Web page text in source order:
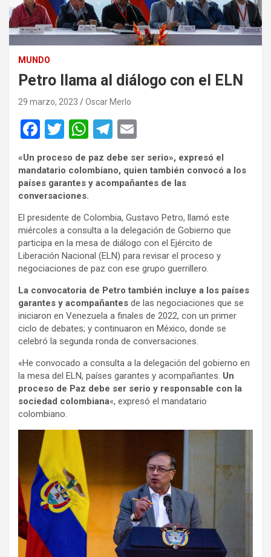
MUNDO
Petro llama al diálogo con el ELN
29 marzo, 2023 Oscar Merlo
F
ce
b
o
k
T
wi
tt
er
W
at
s
p
p
T
el
e
gr
m
ail
«Un proceso de paz debe ser serio», expresó el
mandatario colombiano, quien también convocó a los
países garantes y acompañantes de las
conversaciones.
El presidente de Colombia, Gustavo Petro, llamó este
miércoles a consulta a la delegación de Gobierno que
participa en la mesa de diálogo con el Ejército de
Liberación Nacional (ELN) para revisar el proceso y
negociaciones de paz con ese grupo guerrillero.
La convocatoria de Petro también incluye a los países
garantes y acompañantes de las negociaciones que se
iniciaron en Venezuela a finales de 2022, con un primer
ciclo de debates; y continuaron en México, donde se
celebró la segunda ronda de conversaciones.
«He convocado a consulta a la delegación del gobierno en
la mesa del ELN, países garantes y acompañantes. Un
proceso de Paz debe ser serio y responsable con la
sociedad colombiana«, expresó el mandatario
colombiano.